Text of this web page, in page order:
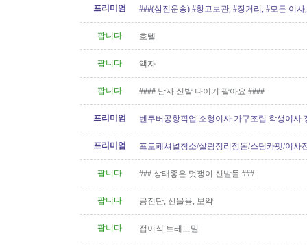
프리미엄
###(삼진운송) #창고보관, #장거리, #모든 이사
팝니다 호텔
팝니다 액자
팝니다 #### 남자 신발 나이키 팔아요 ####
프리미엄
벤쿠버공항픽업 소형이사 가구조립 학생이사
프리미엄
프로페셔널청소/살림정리정돈/스팀카펫/이사
팝니다
### 상태좋은 멋쟁이 신발들 ###
팝니다 공진단, 선물용, 보약
팝니다 접이식 트레드밀